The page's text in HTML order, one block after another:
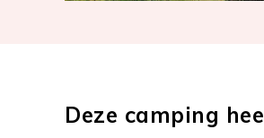
Deze camping